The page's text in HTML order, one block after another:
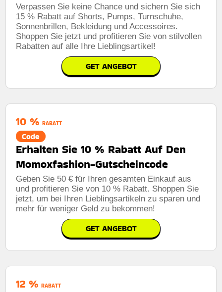
Verpassen Sie keine Chance und sichern Sie sich
15 % Rabatt auf Shorts, Pumps, Turnschuhe,
Sonnenbrillen, Bekleidung und Accessoires.
Shoppen Sie jetzt und profitieren Sie von stilvollen
Rabatten auf alle Ihre Lieblingsartikel!
GET ANGEBOT
10 % RABATT
Code
Erhalten Sie 10 % Rabatt Auf Den
Momoxfashion-Gutscheincode
Geben Sie 50 € für Ihren gesamten Einkauf aus
und profitieren Sie von 10 % Rabatt. Shoppen Sie
jetzt, um bei Ihren Lieblingsartikeln zu sparen und
mehr für weniger Geld zu bekommen!
GET ANGEBOT
12 % RABATT